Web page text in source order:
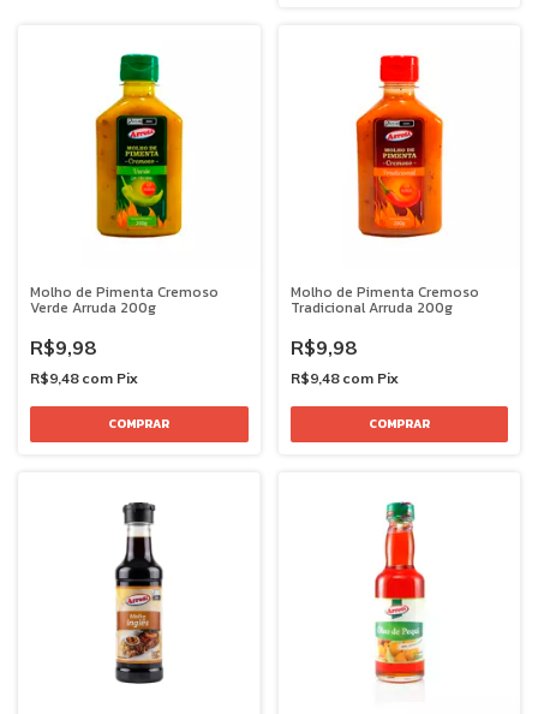
Molho de Pimenta Cremoso
Verde Arruda 200g
R$9,98
R$9,48 com Pix
Molho de Pimenta Cremoso
Tradicional Arruda 200g
R$9,98
R$9,48 com Pix